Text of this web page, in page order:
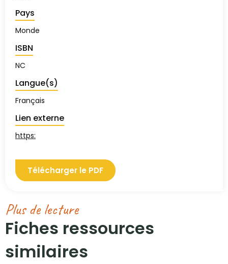
Pays
Monde
ISBN
NC
Langue(s)
Français
Lien externe
https:
Télécharger le PDF
Plus de lecture
Fiches ressources
similaires​